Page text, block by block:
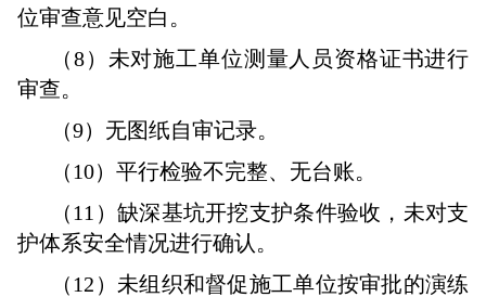
位审查意见空白。
（8）未对施工单位测量人员资格证书进行
审查。
（9）无图纸自审记录。
（10）平行检验不完整、无台账。
（11）缺深基坑开挖支护条件验收，未对支
护体系安全情况进行确认。
（12）未组织和督促施工单位按审批的演练